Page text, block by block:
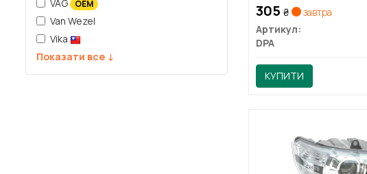
VAG
OEM
Van Wezel
Vika
Показати все ↓
305 ₴
завтра
Артикул:
DPA
КУПИТИ